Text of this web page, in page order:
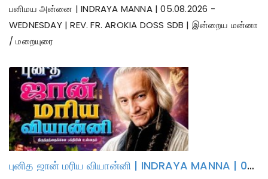
பனிமய அன்னை | INDRAYA MANNA | 05.08.2026 -
WEDNESDAY | REV. FR. AROKIA DOSS SDB | இன்றைய மன்னா
/ மறையுரை
புனித ஜான் மரிய வியான்னி | INDRAYA MANNA | 04.08.2026 - TUESDAY | REV. FR. AROKIA DOSS SDB | இன்றைய மன்னா / மறையுரை